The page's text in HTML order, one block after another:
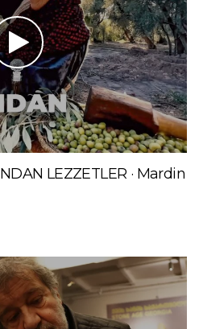
LEZZETLER · Mardin